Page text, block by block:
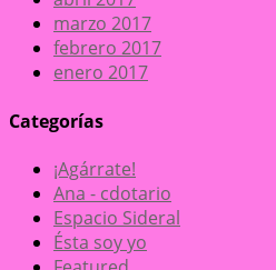
marzo 2017
febrero 2017
enero 2017
Categorías
¡Agárrate!
Ana - cdotario
Espacio Sideral
Ésta soy yo